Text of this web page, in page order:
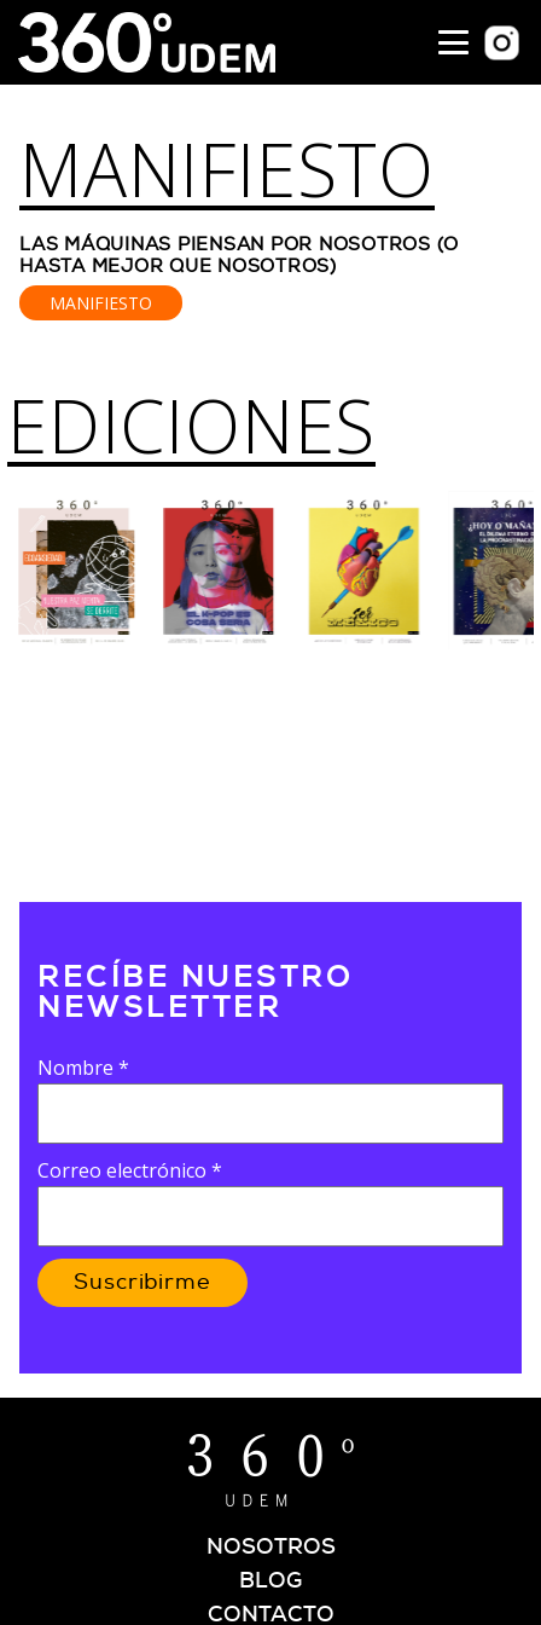
MANIFIESTO
LAS MÁQUINAS PIENSAN POR NOSOTROS (O
HASTA MEJOR QUE NOSOTROS)
MANIFIESTO
EDICIONES
RECÍBE NUESTRO
NEWSLETTER
Nombre *
Correo electrónico *
Suscribirme
NOSOTROS
BLOG
CONTACTO